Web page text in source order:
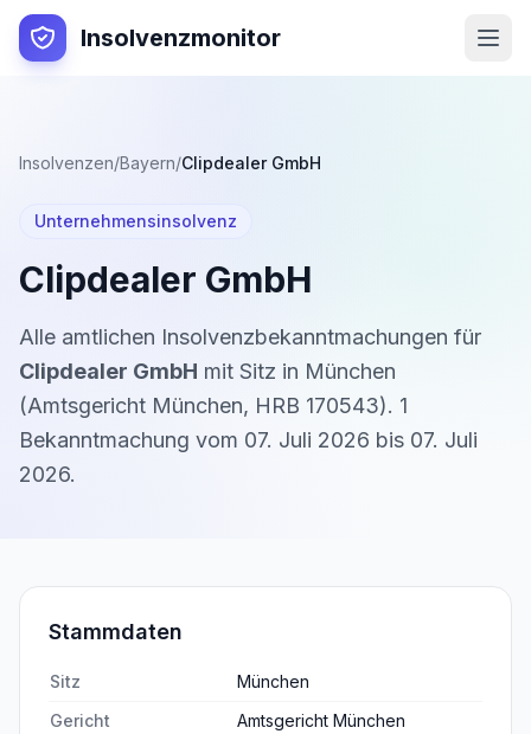
Insolvenzmonitor
Insolvenzen/Bayern/Clipdealer GmbH
Unternehmensinsolvenz
Clipdealer GmbH
Alle amtlichen Insolvenzbekanntmachungen für
Clipdealer GmbH mit Sitz in München
(Amtsgericht München, HRB 170543). 1
Bekanntmachung vom 07. Juli 2026 bis 07. Juli
2026.
Stammdaten
Sitz
München
Gericht
Amtsgericht München